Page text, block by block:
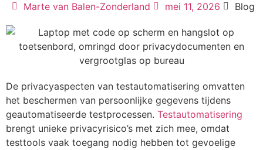
Marte van Balen-Zonderland mei 11, 2026 Blog
De privacyaspecten van testautomatisering omvatten
het beschermen van persoonlijke gegevens tijdens
geautomatiseerde testprocessen. Testautomatisering
brengt unieke privacyrisico’s met zich mee, omdat
testtools vaak toegang nodig hebben tot gevoelige